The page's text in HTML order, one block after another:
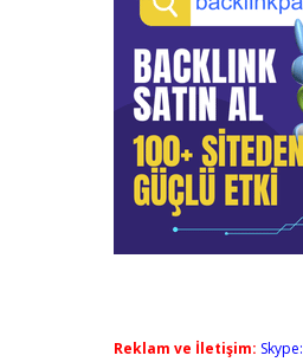
Reklam ve İletişim: Skype: